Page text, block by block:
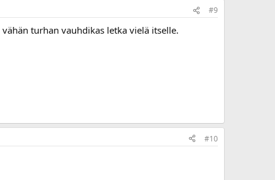
#9
turhan vauhdikas letka vielä itselle.
#10